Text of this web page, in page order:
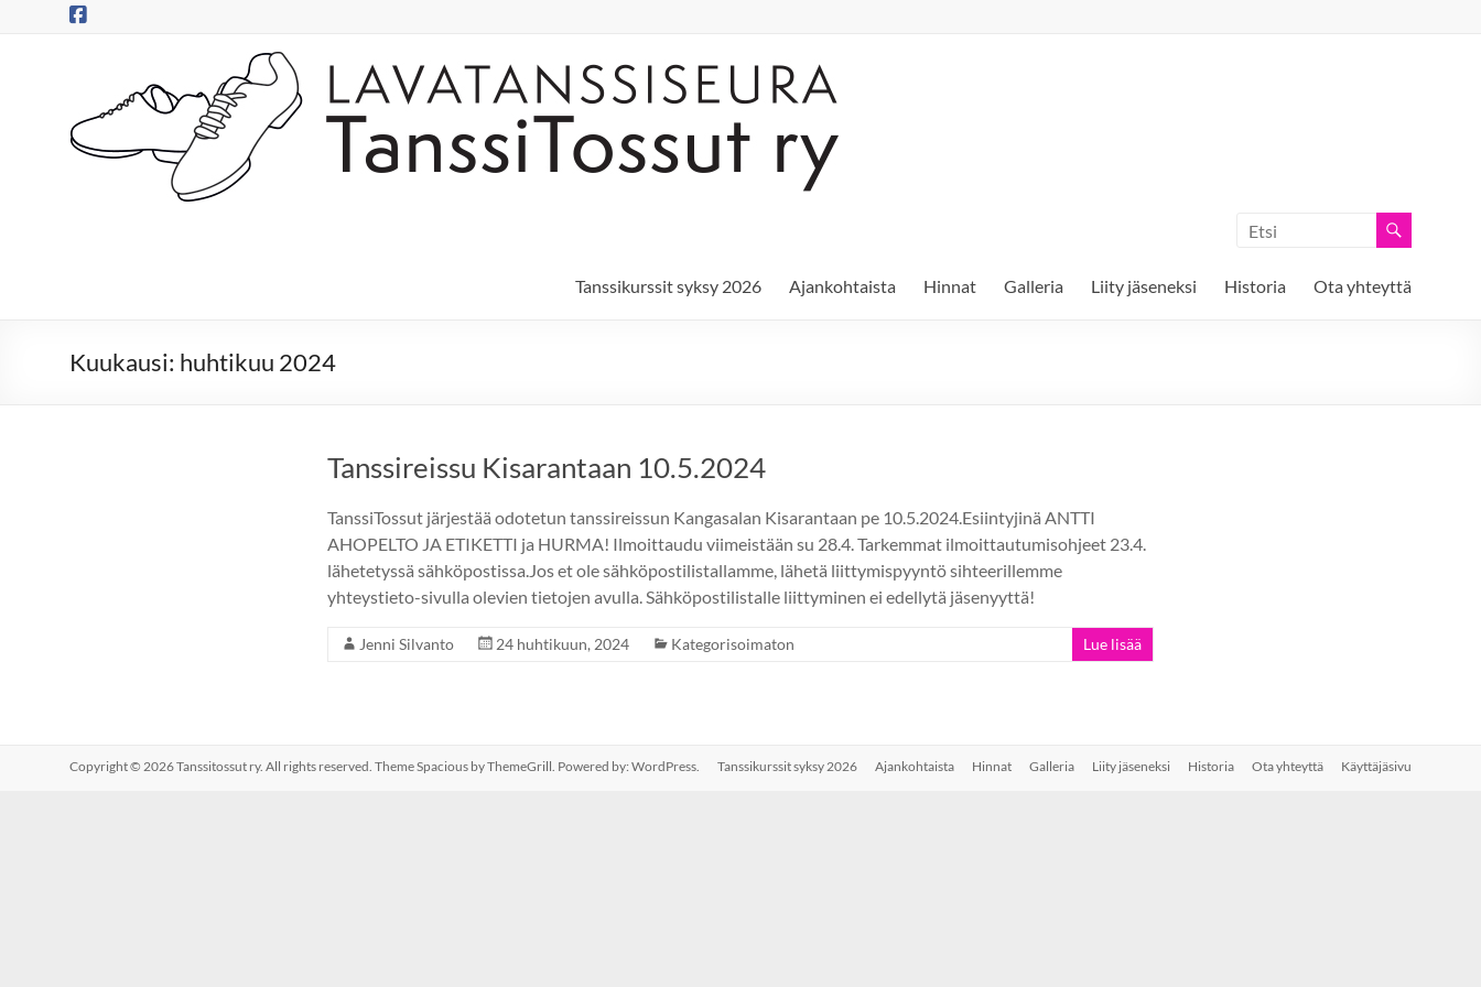
Tanssitossut
ry
Tanssitossujen
Tanssikurssit syksy 2026 Ajankohtaista Hinnat Galleria Liity jäseneksi Historia Ota yhteyttä
Kuukausi: huhtikuu 2024
Tanssireissu Kisarantaan 10.5.2024
TanssiTossut järjestää odotetun tanssireissun Kangasalan Kisarantaan pe 10.5.2024.Esiintyjinä ANTTI
AHOPELTO JA ETIKETTI ja HURMA! Ilmoittaudu viimeistään su 28.4. Tarkemmat ilmoittautumisohjeet 23.4.
lähetetyssä sähköpostissa.Jos et ole sähköpostilistallamme, lähetä liittymispyyntö sihteerillemme
yhteystieto-sivulla olevien tietojen avulla. Sähköpostilistalle liittyminen ei edellytä jäsenyyttä!
Jenni Silvanto 24 huhtikuun, 2024 Kategorisoimaton Lue lisää
Copyright © 2026Tanssitossut ry. All rights reserved. ThemeSpacious by ThemeGrill. Powered by: WordPress. Tanssikurssit syksy 2026 Ajankohtaista Hinnat Galleria Liity jäseneksi Historia Ota yhteyttä Käyttäjäsivu